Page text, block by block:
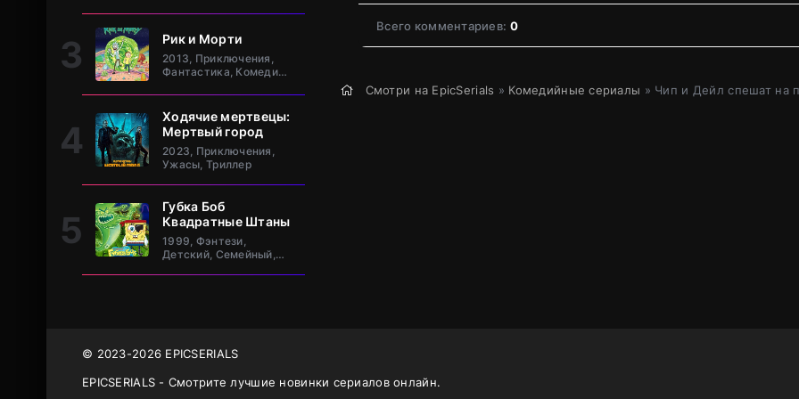
Рик и Морти
2013, Приключения,
Фантастика, Комедия,
Ходячие мертвецы:
Мертвый город
2023, Приключения,
Ужасы, Триллер
Губка Боб
Квадратные Штаны
1999, Фэнтези,
Детский, Семейный,
Всего комментариев: 0
Смотри на EpicSerials » Комедийные сериалы » Чип и Дейл спешат на
© 2023-2026 EPICSERIALS
EPICSERIALS - Смотрите лучшие новинки сериалов онлайн.